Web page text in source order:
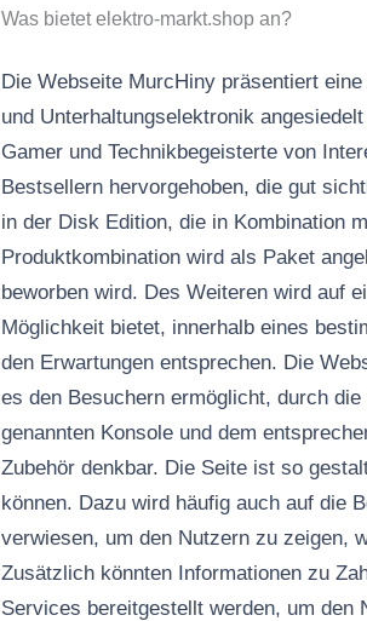
Was bietet elektro-markt.shop an?
Die Webseite MurcHiny präsentiert
und Unterhaltungselektronik
Gamer und Technikbegeisterte von
Bestsellern hervorgehoben, die gut
in der Disk Edition, die in Kombination
Produktkombination wird als Paket
beworben wird. Des Weiteren wird auf
Möglichkeit bietet, innerhalb eines
den Erwartungen entsprechen. Die
es den Besuchern ermöglicht, durch
genannten Konsole und dem
Zubehör denkbar. Die Seite ist so
können. Dazu wird häufig auch auf die
verwiesen, um den Nutzern zu zeigen,
Zusätzlich könnten Informationen zu
Services bereitgestellt werden, um den